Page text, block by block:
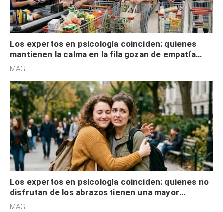
Los expertos en psicología coinciden: quienes
mantienen la calma en la fila gozan de empatía
cognitiva, gratitud y no solo tienen autocontrol
MAG.
Los expertos en psicología coinciden: quienes no
disfrutan de los abrazos tienen una mayor
sensibilidad a los estímulos físicos y no es por
MAG.